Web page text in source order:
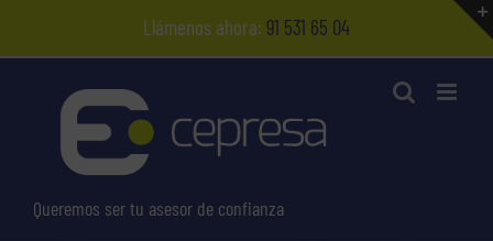
contenido
Llámenos ahora: 91 531 65 04
Queremos ser tu asesor de confianza